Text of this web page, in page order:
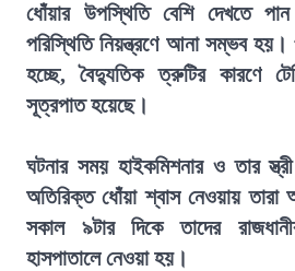
ধোঁয়ার উপস্থিতি বেশি দেখতে
পরিস্থিতি নিয়ন্ত্রণে আনা সম্ভব হয়।
হচ্ছে, বৈদ্যুতিক ত্রুটির কারণে
সূত্রপাত হয়েছে।
ঘটনার সময় হাইকমিশনার ও তার
অতিরিক্ত ধোঁয়া শ্বাস নেওয়ায়
সকাল ৯টার দিকে তাদের
হাসপাতালে নেওয়া হয়।